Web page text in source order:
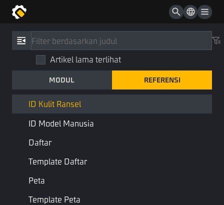
Artikel lama terlihat
MODUL REFERENSI
ID Objek Level
ID Kulit Senjata
ID Pakaian
ID Kulit Ransel
ID Model Manusia
Daftar
Template Daftar
Peta
Template Peta
Referensi / Tipe
ID Kulit Ransel
BackpackSkinID
Koleksi Tipe Dasar
ID Skin Tas